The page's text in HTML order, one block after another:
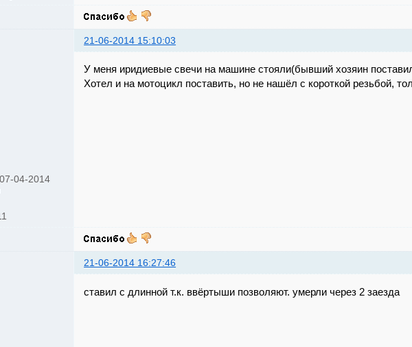
21-06-2014 15:10:03
07-04-2014
У меня иридиевые свечи на машине стояли(бывший хозяин
Хотел и на мотоцикл поставить, но не нашёл с короткой резьбой,
21-06-2014 16:27:46
ставил с длинной т.к. ввёртыши позволяют. умерли через 2 заезда